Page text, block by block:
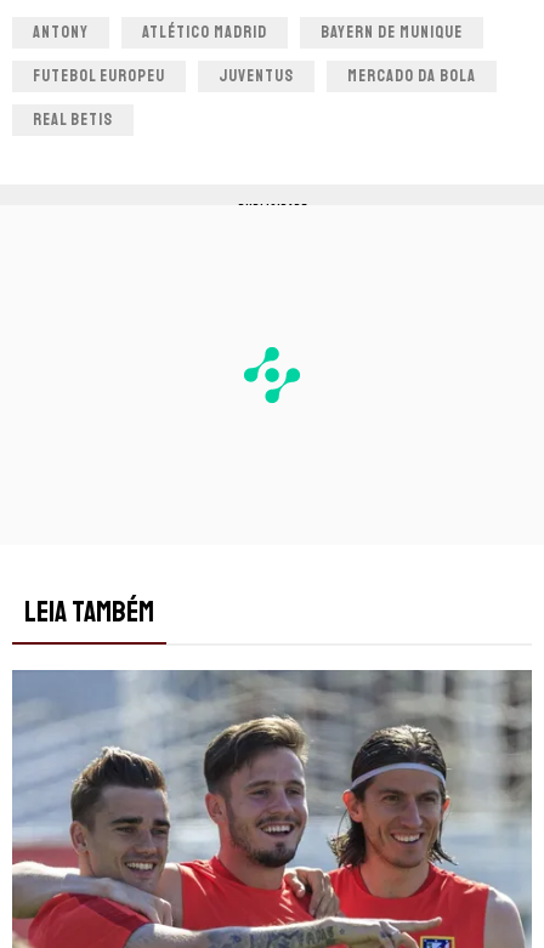
ANTONY ATLÉTICO MADRID BAYERN DE MUNIQUE
FUTEBOL EUROPEU JUVENTUS MERCADO DA BOLA
REAL BETIS
PUBLICIDADE
LEIA TAMBÉM